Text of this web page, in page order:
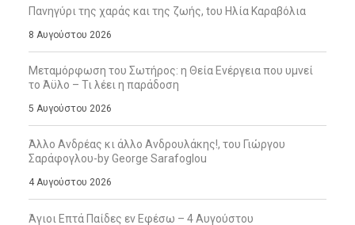
Πανηγύρι της χαράς και της ζωής, tου Ηλία Καραβόλια
8 Αυγούστου 2026
Μεταμόρφωση του Σωτήρος: η Θεία Ενέργεια που υμνεί
το Άϋλο – Τι λέει η παράδοση
5 Αυγούστου 2026
Άλλο Ανδρέας κι άλλο Ανδρουλάκης!, του Γιώργου
Σαράφογλου-by George Sarafoglou
4 Αυγούστου 2026
Άγιοι Επτά Παίδες εν Εφέσω – 4 Αυγούστου